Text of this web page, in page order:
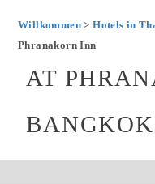
Willkommen>Hotels in
Phranakorn Inn
AT
BANGKOK